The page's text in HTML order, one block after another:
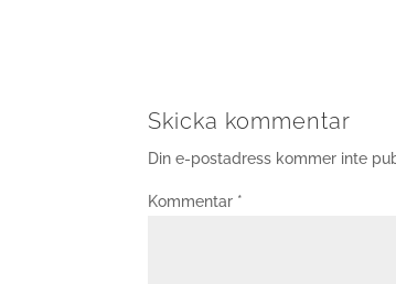
Skicka kommentar
Din e-postadress kommer inte
Kommentar *